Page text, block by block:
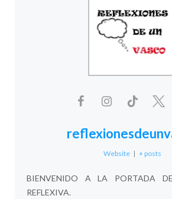
Website | + posts
BIENVENIDO A LA PORTADA
REFLEXIVA.